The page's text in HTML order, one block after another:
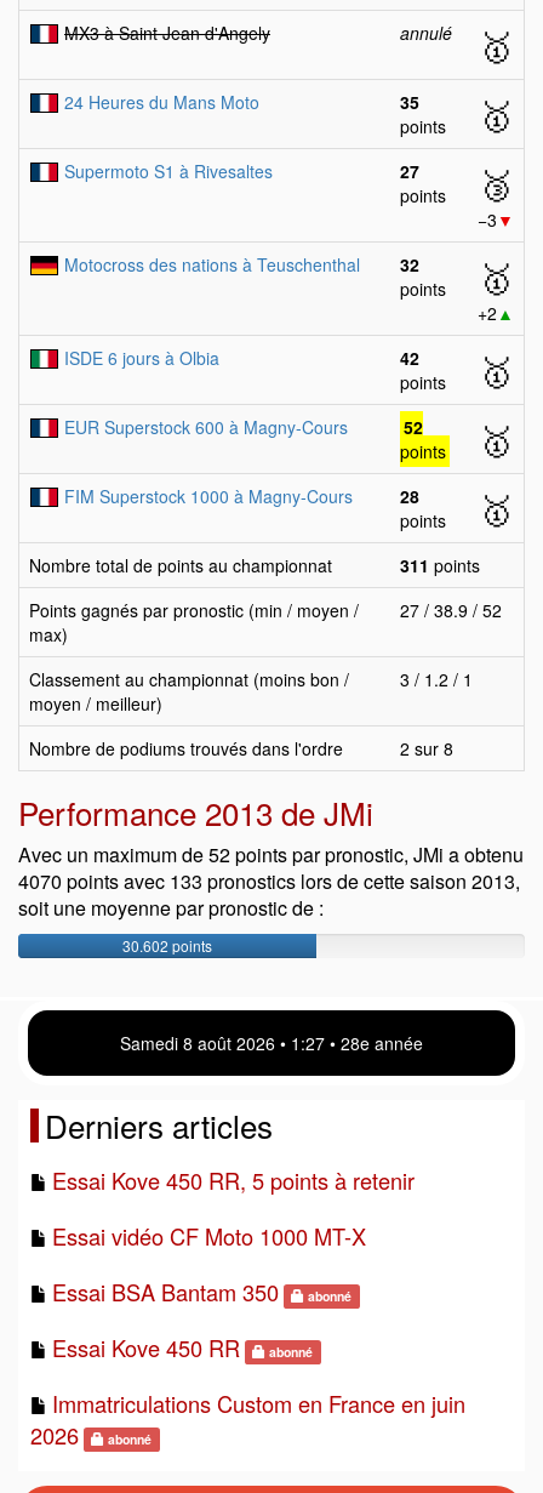
MX3 à Saint Jean d'Angely annulé 🥇
24 Heures du Mans Moto
35
points
🥇
Supermoto S1 à Rivesaltes
27
points
🥉
−3 ▼
Motocross des nations à Teuschenthal
32
points
🥇
+2 ▲
ISDE 6 jours à Olbia
42
points
🥇
EUR Superstock 600 à Magny-Cours
52
points
🥇
FIM Superstock 1000 à Magny-Cours
28
points
🥇
Nombre total de points au championnat 311 points
Points gagnés par pronostic (min / moyen /
max)
27 / 38.9 / 52
Classement au championnat (moins bon /
moyen / meilleur)
3 / 1.2 / 1
Nombre de podiums trouvés dans l'ordre 2 sur 8
Performance 2013 de JMi
Avec un maximum de 52 points par pronostic, JMi a obtenu
4070 points avec 133 pronostics lors de cette saison 2013,
soit une moyenne par pronostic de :
30.602 points
Samedi 8 août 2026 • 1 27 • 28e année
Derniers articles
Essai Kove 450 RR, 5 points à retenir
Essai vidéo CF Moto 1000 MT-X
Essai BSA Bantam 350
abonné
Essai Kove 450 RR abonné
Immatriculations Custom en France en juin
2026
abonné